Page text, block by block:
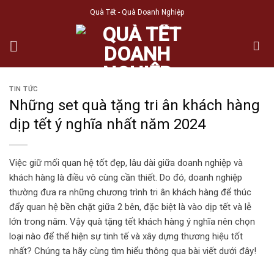
content
Quà Tết - Quà Doanh Nghiệp
TIN TỨC
Những set quà tặng tri ân khách hàng
dịp tết ý nghĩa nhất năm 2024
Việc giữ mối quan hệ tốt đẹp, lâu dài giữa doanh nghiệp và
khách hàng là điều vô cùng cần thiết. Do đó, doanh nghiệp
thường đưa ra những chương trình tri ân khách hàng để thúc
đẩy quan hệ bền chặt giữa 2 bên, đặc biệt là vào dịp tết và lễ
lớn trong năm. Vậy quà tặng tết khách hàng ý nghĩa nên chọn
loại nào để thể hiện sự tinh tế và xây dựng thương hiệu tốt
nhất? Chúng ta hãy cùng tìm hiểu thông qua bài viết dưới đây!